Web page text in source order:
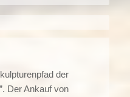
der
Der Ankauf von